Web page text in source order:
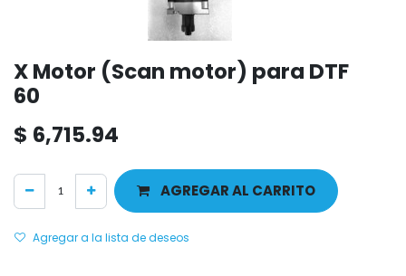
X Motor (Scan motor) para DTF
60
$ 6,715.94
AGREGAR AL CARRITO
Agregar a la lista de deseos